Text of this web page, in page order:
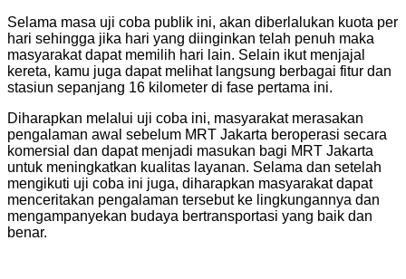
Selama masa uji coba publik ini, akan diberlalukan kuota per
hari sehingga jika hari yang diinginkan telah penuh maka
masyarakat dapat memilih hari lain. Selain ikut menjajal
kereta, kamu juga dapat melihat langsung berbagai fitur dan
stasiun sepanjang 16 kilometer di fase pertama ini.
Diharapkan melalui uji coba ini, masyarakat merasakan
pengalaman awal sebelum MRT Jakarta beroperasi secara
komersial dan dapat menjadi masukan bagi MRT Jakarta
untuk meningkatkan kualitas layanan. Selama dan setelah
mengikuti uji coba ini juga, diharapkan masyarakat dapat
menceritakan pengalaman tersebut ke lingkungannya dan
mengampanyekan budaya bertransportasi yang baik dan
benar.